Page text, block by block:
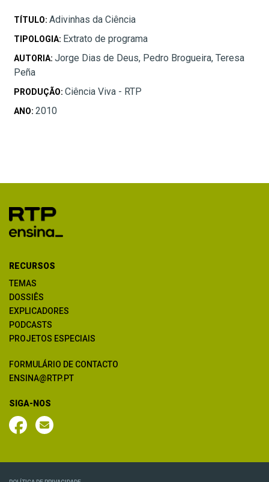
TÍTULO: Adivinhas da Ciência
TIPOLOGIA: Extrato de programa
AUTORIA: Jorge Dias de Deus, Pedro Brogueira, Teresa
Peña
PRODUÇÃO: Ciência Viva - RTP
ANO: 2010
RECURSOS
TEMAS
DOSSIÊS
EXPLICADORES
PODCASTS
PROJETOS ESPECIAIS
FORMULÁRIO DE CONTACTO
ENSINA@RTP.PT
SIGA-NOS